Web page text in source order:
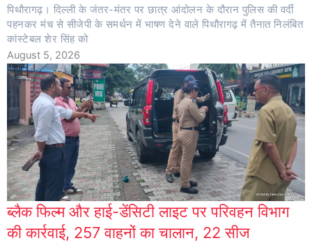
पिथौरागढ़। दिल्ली के जंतर-मंतर पर छात्र आंदोलन के दौरान पुलिस की वर्दी
पहनकर मंच से सीजेपी के समर्थन में भाषण देने वाले पिथौरागढ़ में तैनात निलंबित
कांस्टेबल शेर सिंह को
August 5, 2026
ब्लैक फिल्म और हाई-डेंसिटी लाइट पर परिवहन विभाग
की कार्रवाई, 257 वाहनों का चालान, 22 सीज